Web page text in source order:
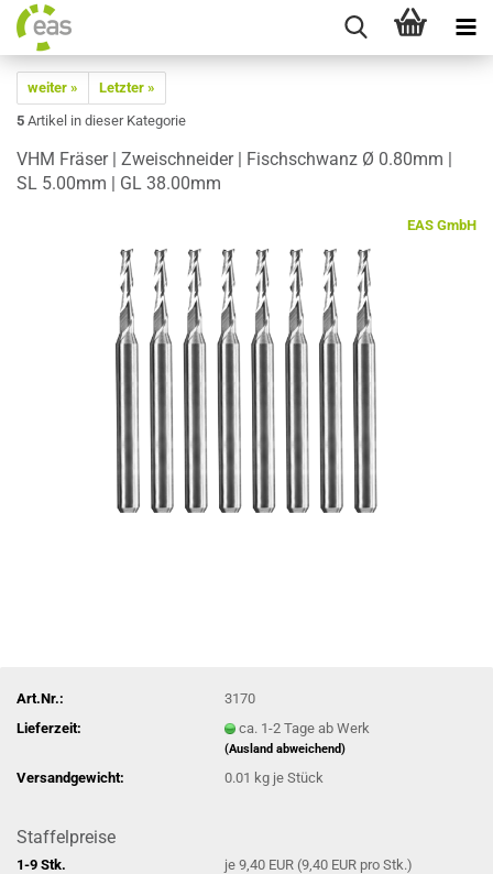
weiter »
Letzter »
5 Artikel in dieser Kategorie
VHM Frä­ser | Zwei­schnei­der | Fisch­schwanz Ø 0.80mm |
SL 5.00mm | GL 38.00mm
EAS GmbH
Art.Nr.:
3170
Lieferzeit:
ca. 1-2 Tage ab Werk
(Ausland abweichend)
Versandgewicht: 0.01 kg je Stück
Staffelpreise
1-9 Stk.
je 9,40 EUR (9,40 EUR pro Stk.)